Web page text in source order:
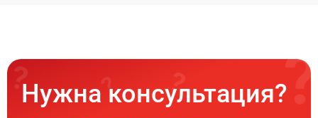
Нужна консультация?